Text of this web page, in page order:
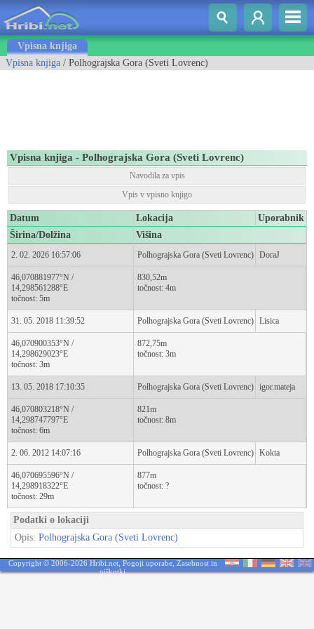
Vpisna knjiga
Vpisna knjiga / Polhograjska Gora (Sveti Lovrenc)
Vpisna knjiga - Polhograjska Gora (Sveti Lovrenc)
Navodila za vpis
Vpis v vpisno knjigo
Datum Lokacija
Uporabnik
Širina/Dolžina
Višina
2. 02. 2026 16:57:06 Polhograjska Gora (Sveti Lovrenc) DoraJ
46,070881977°N /
14,298561288°E
točnost: 5m
830,52m
točnost: 4m
31. 05. 2018 11:39:52 Polhograjska Gora (Sveti Lovrenc) Lisica
46,070900353°N /
14,298629023°E
točnost: 3m
872,75m
točnost: 3m
13. 05. 2018 17:10:35 Polhograjska Gora (Sveti Lovrenc) igor.mateja
46,070803218°N /
14,298747797°E
točnost: 6m
821m
točnost: 8m
2. 06. 2012 14:07:16 Polhograjska Gora (Sveti Lovrenc) Kokta
46,070695596°N /
14,298918322°E
točnost: 29m
877m
točnost: ?
Podatki o lokaciji
Opis: Polhograjska Gora (Sveti Lovrenc)
Copyright © 2006-2026 Hribi.net, Pogoji uporabe, Zasebnost in
piškotki